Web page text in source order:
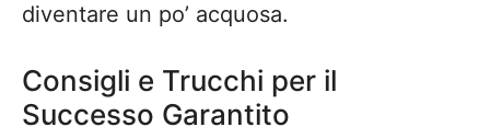
diventare un po’ acquosa.
Consigli e Trucchi per il
Successo Garantito